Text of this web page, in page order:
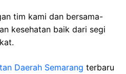
tim kami dan bersama-
kesehatan baik dari segi
Daerah Semarang terbaru